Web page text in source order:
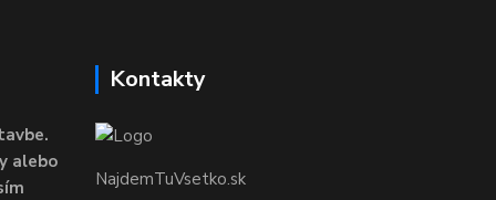
alebo
Kontakty
NajdemTuVsetko.sk